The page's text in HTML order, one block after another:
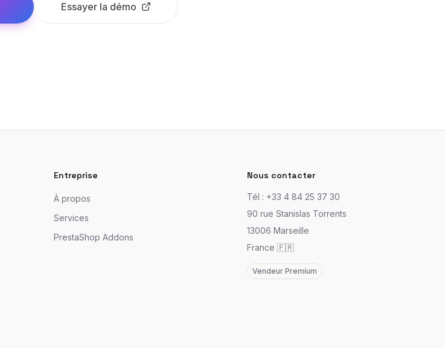
Essayer la démo
Entreprise
À propos
Services
PrestaShop Addons
Nous contacter
Tél : +33 4 84 25 37 30
90 rue Stanislas Torrents
13006 Marseille
France 🇫🇷
Vendeur Premium